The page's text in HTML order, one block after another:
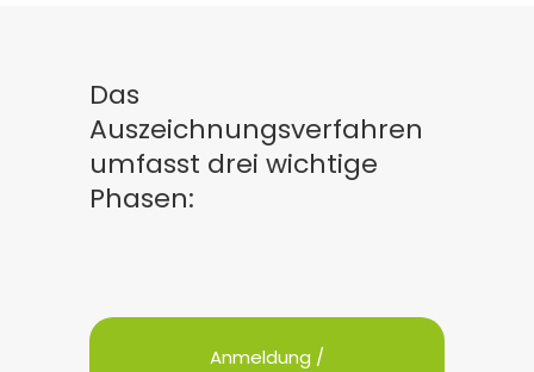
Das
Auszeichnungsverfahren
umfasst drei wichtige
Phasen:
Anmeldung /